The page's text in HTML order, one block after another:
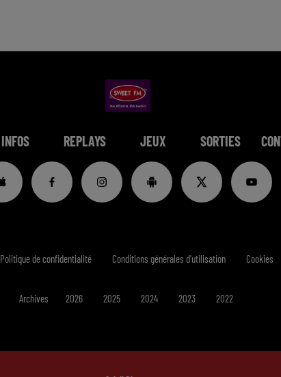
INFOS REPLAYS JEUX SORTIES
Politique de confidentialité Conditions générales d'utilisation Cookies
Archives 2026 2025 2024 2023 2022